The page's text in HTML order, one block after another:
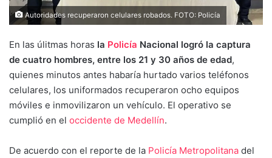
Autoridades recuperaron celulares robados. FOTO: Policía
En las úlitmas horas la Policía Nacional logró la captura
de cuatro hombres, entre los 21 y 30 años de edad,
quienes minutos antes habaría hurtado varios teléfonos
celulares, los uniformados recuperaron ocho equipos
móviles e inmovilizaron un vehículo. El operativo se
cumplió en el occidente de Medellín.
De acuerdo con el reporte de la Policía Metropolitana del